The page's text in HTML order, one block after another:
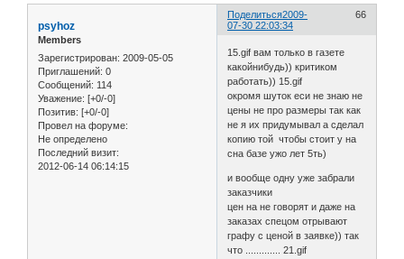
Поделиться 66
2009-
07-30 22:03:34
psyhoz
Members
Зарегистрирован: 2009-05-05
Приглашений: 0
Сообщений: 114
Уважение: [+0/-0]
Позитив: [+0/-0]
Провел на форуме:
Не определено
Последний визит:
2012-06-14 06:14:15
15.gif вам только в газете
какойнибудь)) критиком
работать)) 15.gif
окромя шуток еси не знаю не
цены не про размеры так как
не я их придумывал а сделал
копию той чтобы стоит у на
сна базе ужо лет 5ть)
и вообще одну уже забрали
заказчики
цен на не говорят и даже на
заказах спецом отрывают
графу с ценой в заявке)) так
что ............. 21.gif